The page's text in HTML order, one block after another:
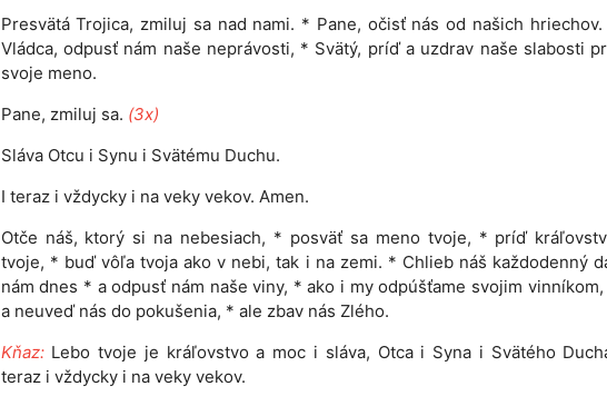
Presvätá Trojica, zmiluj sa nad nami. * Pane, očisť nás od našich
Vládca, odpusť nám naše neprávosti, * Svätý, príď a uzdrav naše slabosti
svoje meno.
Pane, zmiluj sa. (3x)
Sláva Otcu i Synu i Svätému Duchu.
I teraz i vždycky i na veky vekov. Amen.
Otče náš, ktorý si na nebesiach, * posväť sa meno tvoje, * príď
tvoje, * buď vôľa tvoja ako v nebi, tak i na zemi. * Chlieb náš každodenný
nám dnes * a odpusť nám naše viny, * ako i my odpúšťame svojim
a neuveď nás do pokušenia, * ale zbav nás Zlého.
Kňaz:Lebo tvoje je kráľovstvo a moc i sláva, Otca i Syna i Svätého
teraz i vždycky i na veky vekov.